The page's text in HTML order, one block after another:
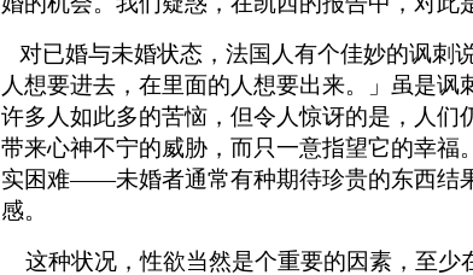
对已婚与未婚状态，法国人有个佳妙的讽刺
人想要进去，在里面的人想要出来。」虽是
许多人如此多的苦恼，但令人惊讶的是，人们
带来心神不宁的威胁，而只一意指望它的幸
实困难——未婚者通常有种期待珍贵的东西
感。
这种状况，性欲当然是个重要的因素，至少